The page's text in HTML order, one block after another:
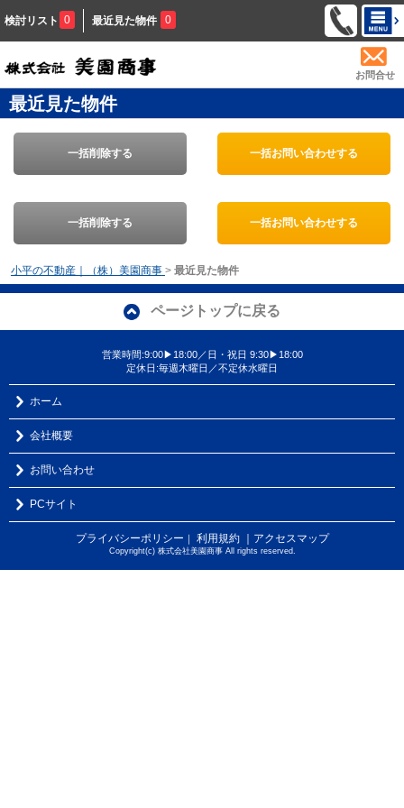
検討リスト 0 最近見た物件 0
お問合せ
最近見た物件
一括削除する 一括お問い合わせする
一括削除する 一括お問い合わせする
小平の不動産｜（株）美園商事 > 最近見た物件
ページトップに戻る
営業時間:9:00▶18:00／日・祝日 9:30▶18:00
定休日:毎週木曜日／不定休水曜日
ホーム
会社概要
お問い合わせ
PCサイト
プライバシーポリシー ｜ 利用規約 ｜アクセスマップ
Copyright(c) 株式会社美園商事 All rights reserved.